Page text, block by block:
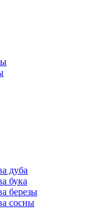
дуба
бука
березы
сосны